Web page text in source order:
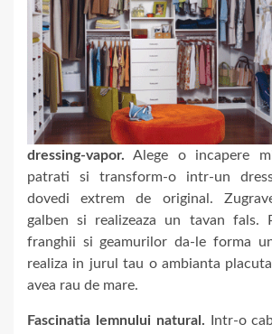
dressing-vapor. Alege o incapere
patrati si transform-o intr-un
dovedi extrem de original.
galben si realizeaza un tavan fals.
franghii si geamurilor da-le forma
realiza in jurul tau o ambianta
avea rau de mare.
Fascinatia lemnului natural. Intr-o